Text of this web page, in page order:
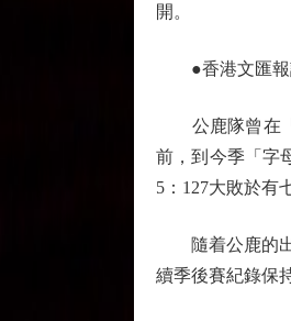
開。
●香港文匯報
公鹿隊曾在「
前，到今季「字
5：127大敗於有
隨着公鹿的出
續季後賽紀錄保